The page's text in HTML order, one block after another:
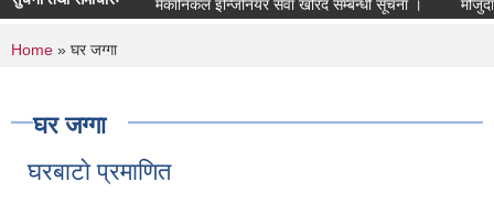
मेकानिकल इन्जिनियर सेवा खरिद सम्बन्धी सूचना । मौजुदा
You are here
Home » घर जग्गा
घर जग्गा
घरबाटाे प्रमाणित